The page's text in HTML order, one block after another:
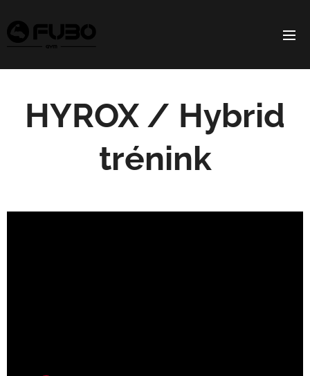
HYROX / Hybrid
trénink